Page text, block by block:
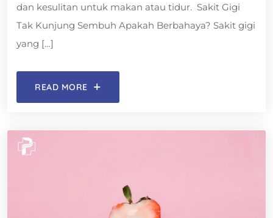
dan kesulitan untuk makan atau tidur. Sakit Gigi
Tak Kunjung Sembuh Apakah Berbahaya? Sakit gigi
yang […]
READ MORE